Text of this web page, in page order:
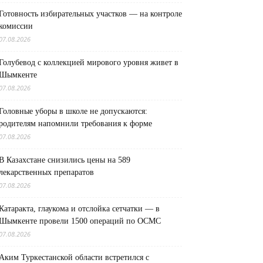
избирательных участков — на контроле
с коллекцией мирового уровня живет в
уборы в школе не допускаются:
напомнили требования к форме
Казахстане снизились цены на 589
препаратов
глаукома и отслойка сетчатки — в
провели 1500 операций по ОСМС
Туркестанской области встретился с